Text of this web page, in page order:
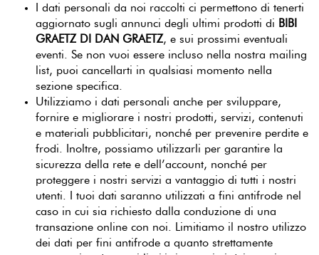
I dati personali da noi raccolti ci permettono di tenerti
aggiornato sugli annunci degli ultimi prodotti di BIBI
GRAETZ DI DAN GRAETZ, e sui prossimi eventuali
eventi. Se non vuoi essere incluso nella nostra mailing
list, puoi cancellarti in qualsiasi momento nella
sezione specifica.
Utilizziamo i dati personali anche per sviluppare,
fornire e migliorare i nostri prodotti, servizi, contenuti
e materiali pubblicitari, nonché per prevenire perdite e
frodi. Inoltre, possiamo utilizzarli per garantire la
sicurezza della rete e dell’account, nonché per
proteggere i nostri servizi a vantaggio di tutti i nostri
utenti. I tuoi dati saranno utilizzati a fini antifrode nel
caso in cui sia richiesto dalla conduzione di una
transazione online con noi. Limitiamo il nostro utilizzo
dei dati per fini antifrode a quanto strettamente